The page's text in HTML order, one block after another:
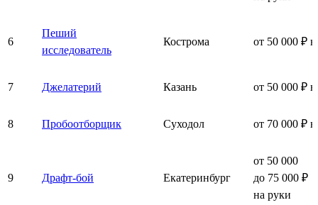
6
Пеший
исследователь
Кострома от 50 000 ₽
7 Джелатерий Казань от 50 000 ₽
8 Пробоотборщик Суходол от 70 000 ₽
9 Драфт-бой Екатеринбург
от 50 000
до 75 000 ₽
на руки